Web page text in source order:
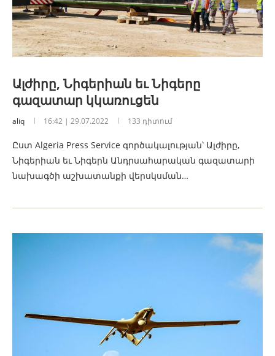
Ալժիրը, Նիգերիան եւ Նիգերը
գազատար կկառուցեն
aliq 16:42 | 29.07.2022 133 դիտում
Ըստ Algeria Press Service գործակալության՝ Ալժիրը,
Նիգերիան եւ Նիգերն Անդրսահարական գազատարի
նախագծի աշխատանքի վերսկսման…